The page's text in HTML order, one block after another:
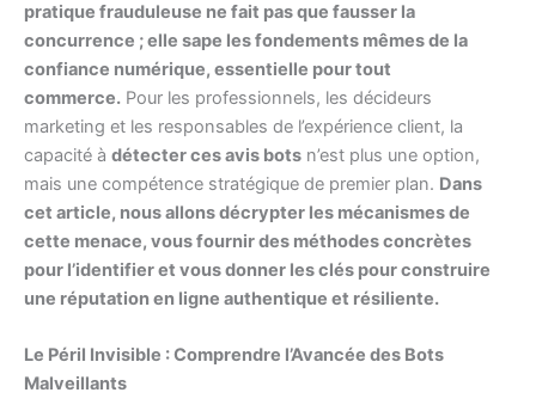
pratique frauduleuse ne fait pas que fausser la
concurrence ; elle sape les fondements mêmes de la
confiance numérique, essentielle pour tout
commerce. Pour les professionnels, les décideurs
marketing et les responsables de l’expérience client, la
capacité à détecter ces avis bots n’est plus une option,
mais une compétence stratégique de premier plan. Dans
cet article, nous allons décrypter les mécanismes de
cette menace, vous fournir des méthodes concrètes
pour l’identifier et vous donner les clés pour construire
une réputation en ligne authentique et résiliente.
Le Péril Invisible : Comprendre l’Avancée des Bots
Malveillants